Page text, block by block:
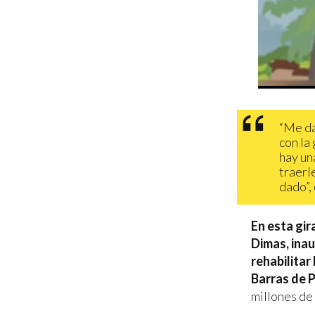
“Me
con la
hay
En esta
Dimas,
rehabilitar
Barras de
millones